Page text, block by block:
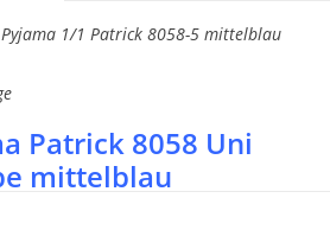
1/1 Patrick 8058-5 mittelblau
Patrick 8058 Uni
mittelblau
Tel.07322-919376.